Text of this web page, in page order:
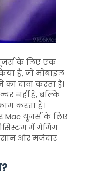
के लिए एक
है, जो मोबाइल
दावा करता है।
नहीं है, बल्कि
करता है।
Mac यूजर्स के लिए
में गेमिंग
और मजेदार